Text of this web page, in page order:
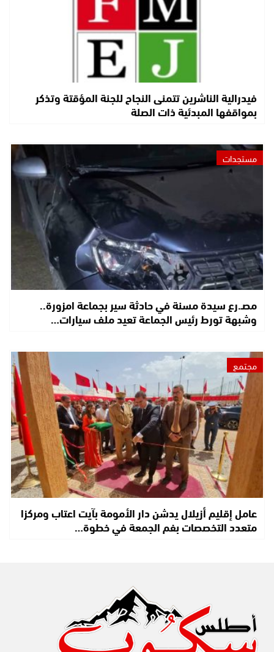
فيدرالية الناشرين تتمنى النجاح للجنة المؤقتة وتذكر
بمواقفها المبدئية ذات الصلة
مستجدات
مصـ.رع سيدة مسنة في حادثة سير بجماعة امزورة..
وشبهة تورط رئيس الجماعة تعيد ملف سيارات…
مجتمع
عامل إقليم أزيلال يدشن دار الأمومة بآيت اعتاب ومركزا
متعدد التخصصات بفم الجمعة في خطوة…